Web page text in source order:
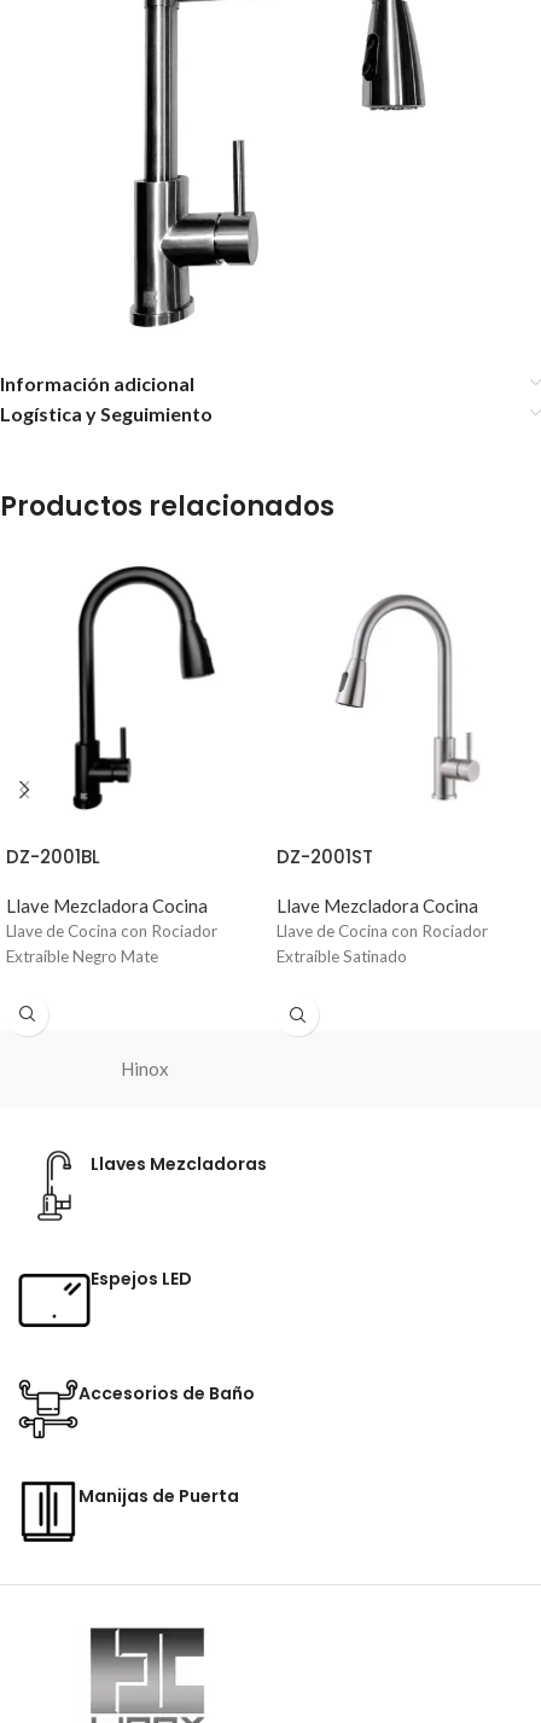
Información adicional
Logística y Seguimiento
Productos relacionados
DZ-2001BL
Llave Mezcladora Cocina
Llave de Cocina con Rociador
Extraíble Negro Mate
DZ-2001ST
Llave Mezcladora Cocina
Llave de Cocina con Rociador
Extraíble Satinado
Hinox
Llaves Mezcladoras
Espejos LED
Accesorios de Baño
Manijas de Puerta